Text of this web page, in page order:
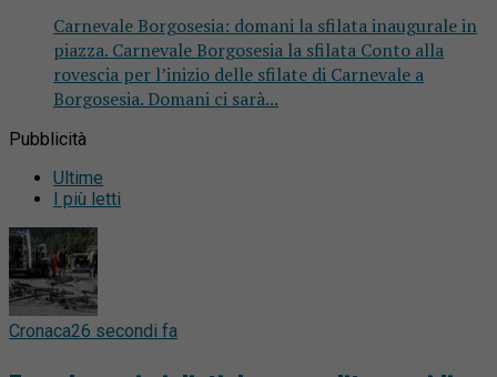
Carnevale Borgosesia: domani la sfilata inaugurale in
piazza. Carnevale Borgosesia la sfilata Conto alla
rovescia per l’inizio delle sfilate di Carnevale a
Borgosesia. Domani ci sarà...
Pubblicità
Ultime
I più letti
Cronaca26 secondi fa